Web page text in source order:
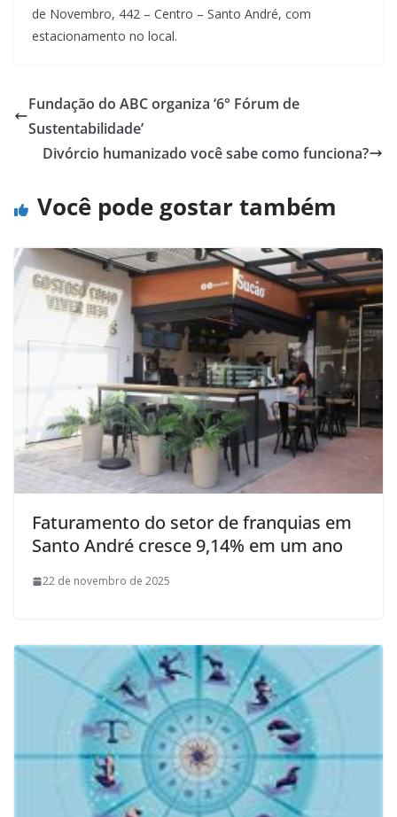
de Novembro, 442 – Centro – Santo André, com
estacionamento no local.
Fundação do ABC organiza ‘6° Fórum de
Sustentabilidade’
Divórcio humanizado você sabe como funciona?
Você pode gostar também
Faturamento do setor de franquias em
Santo André cresce 9,14% em um ano
22 de novembro de 2025